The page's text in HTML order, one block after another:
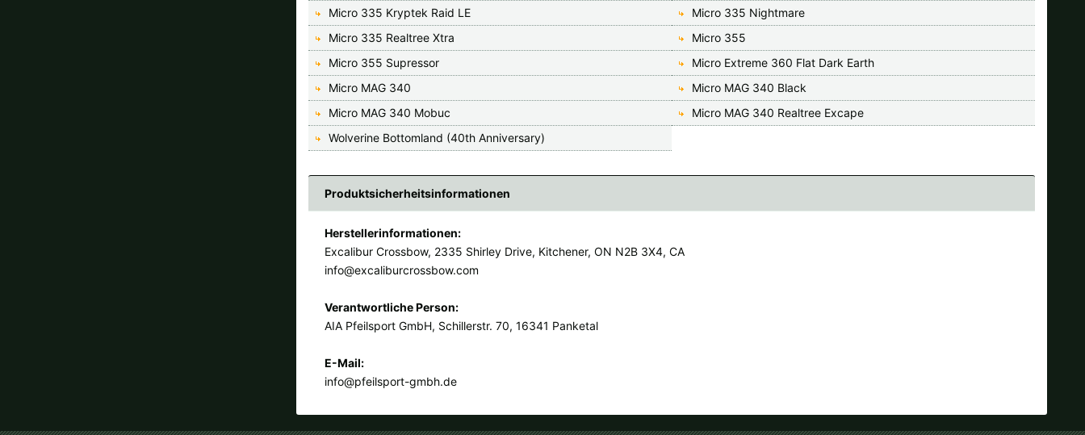
Micro 335 Kryptek Raid LE
Micro 335 Nightmare
Micro 335 Realtree Xtra
Micro 355
Micro 355 Supressor
Micro Extreme 360 Flat Dark Earth
Micro MAG 340
Micro MAG 340 Black
Micro MAG 340 Mobuc
Micro MAG 340 Realtree Excape
Wolverine Bottomland (40th Anniversary)
Produktsicherheitsinformationen
Herstellerinformationen:
Excalibur Crossbow, 2335 Shirley Drive, Kitchener, ON N2B 3X4, CA
info@excaliburcrossbow.com
Verantwortliche Person:
AIA Pfeilsport GmbH, Schillerstr. 70, 16341 Panketal
E-Mail:
info@pfeilsport-gmbh.de